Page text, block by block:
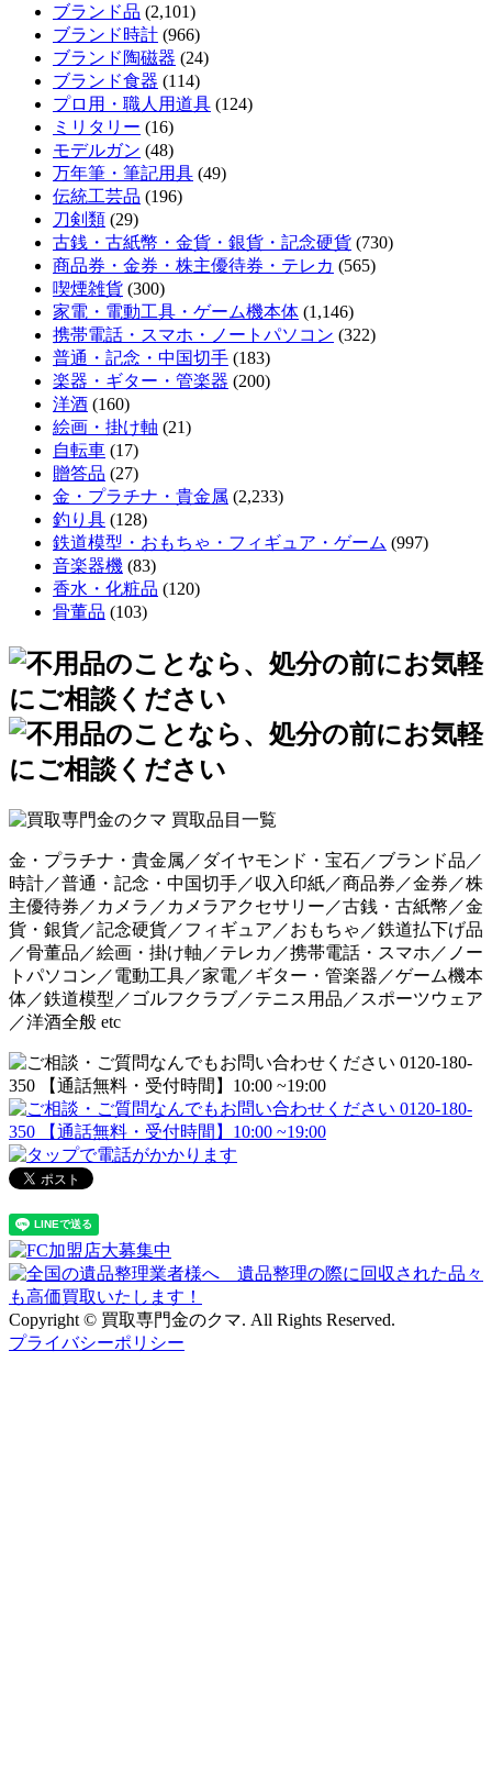
ブランド品 (2,101)
ブランド時計 (966)
ブランド陶磁器 (24)
ブランド食器 (114)
プロ用・職人用道具 (124)
ミリタリー (16)
モデルガン (48)
万年筆・筆記用具 (49)
伝統工芸品 (196)
刀剣類 (29)
古銭・古紙幣・金貨・銀貨・記念硬貨 (730)
商品券・金券・株主優待券・テレカ (565)
喫煙雑貨 (300)
家電・電動工具・ゲーム機本体 (1,146)
携帯電話・スマホ・ノートパソコン (322)
普通・記念・中国切手 (183)
楽器・ギター・管楽器 (200)
洋酒 (160)
絵画・掛け軸 (21)
自転車 (17)
贈答品 (27)
金・プラチナ・貴金属 (2,233)
釣り具 (128)
鉄道模型・おもちゃ・フィギュア・ゲーム (997)
音楽器機 (83)
香水・化粧品 (120)
骨董品 (103)
金・プラチナ・貴金属／ダイヤモンド・宝石／ブランド品／
時計／普通・記念・中国切手／収入印紙／商品券／金券／株
主優待券／カメラ／カメラアクセサリー／古銭・古紙幣／金
貨・銀貨／記念硬貨／フィギュア／おもちゃ／鉄道払下げ品
／骨董品／絵画・掛け軸／テレカ／携帯電話・スマホ／ノー
トパソコン／電動工具／家電／ギター・管楽器／ゲーム機本
体／鉄道模型／ゴルフクラブ／テニス用品／スポーツウェア
／洋酒全般 etc
Copyright © 買取専門金のクマ. All Rights Reserved.
プライバシーポリシー